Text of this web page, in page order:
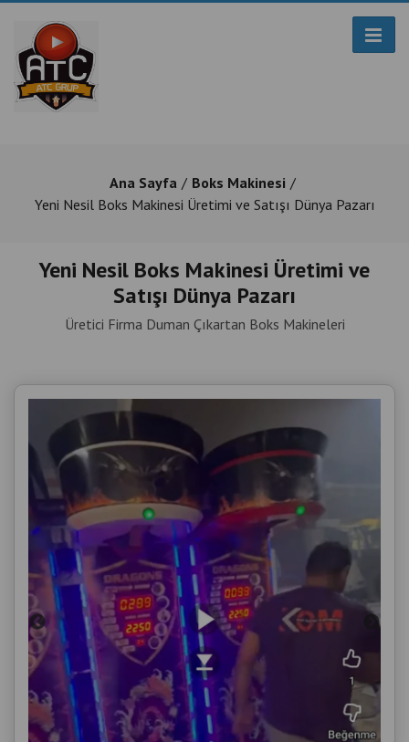
Ana Sayfa
Boks Makinesi
Yeni Nesil Boks Makinesi Üretimi ve Satışı Dünya Pazarı
Yeni Nesil Boks Makinesi Üretimi ve
Satışı Dünya Pazarı
Üretici Firma Duman Çıkartan Boks Makineleri